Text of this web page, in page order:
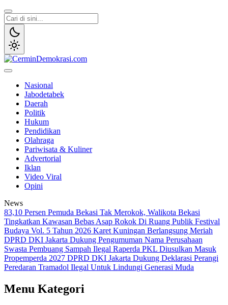
Lewati
ke
konten
Nasional
Jabodetabek
Daerah
Politik
Hukum
Pendidikan
Olahraga
Pariwisata & Kuliner
Advertorial
Iklan
Video Viral
Opini
News
83,10 Persen Pemuda Bekasi Tak Merokok, Walikota Bekasi
Tingkatkan Kawasan Bebas Asap Rokok Di Ruang Publik Festival
Budaya Vol. 5 Tahun 2026 Karet Kuningan Berlangsung Meriah
DPRD DKI Jakarta Dukung Pengumuman Nama Perusahaan
Swasta Pembuang Sampah Ilegal Raperda PKL Diusulkan Masuk
Propemperda 2027 DPRD DKI Jakarta Dukung Deklarasi Perangi
Peredaran Tramadol Ilegal Untuk Lindungi Generasi Muda
Menu Kategori